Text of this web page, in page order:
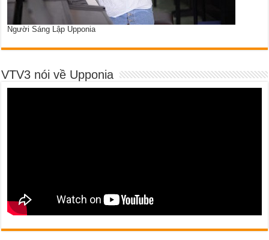
Người Sáng Lập Upponia
VTV3 nói về Upponia